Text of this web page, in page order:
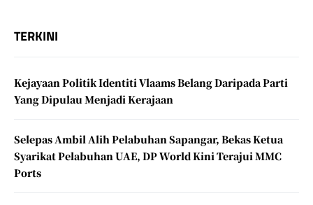
TERKINI
Kejayaan Politik Identiti Vlaams Belang Daripada Parti
Yang Dipulau Menjadi Kerajaan
Selepas Ambil Alih Pelabuhan Sapangar, Bekas Ketua
Syarikat Pelabuhan UAE, DP World Kini Terajui MMC
Ports